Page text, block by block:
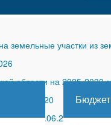
земельные участки из
области на 2025-2030
30.11.2020
№27-30.06.2026
Бюджет